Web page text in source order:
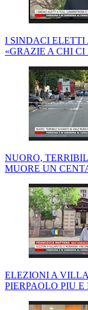
I SINDACI
«GRAZIE A CHI CI
NUORO,
MUORE UN
ELEZIONI A
PIERPAOLO PIU